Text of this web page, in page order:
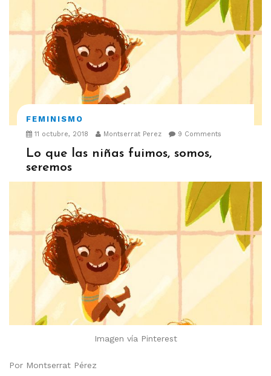
FEMINISMO
11 octubre, 2018 Montserrat Perez 9 Comments
Lo que las niñas fuimos, somos,
seremos
Imagen vía Pinterest
Por Montserrat Pérez